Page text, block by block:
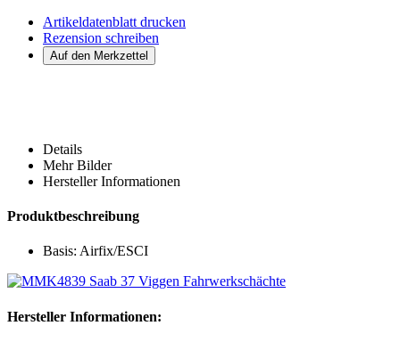
Artikeldatenblatt drucken
Rezension schreiben
Details
Mehr Bilder
Hersteller Informationen
Produktbeschreibung
Basis: Airfix/ESCI
Hersteller Informationen: